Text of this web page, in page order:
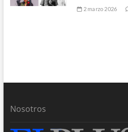
2 marzo 2026
Nosotros